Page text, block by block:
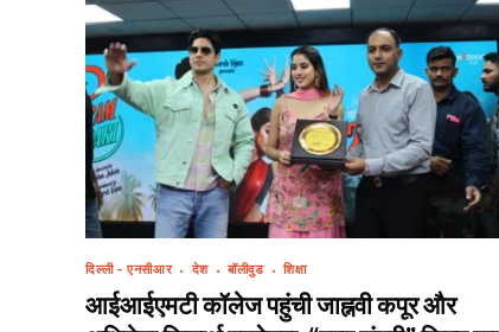
दिल्ली - एनसीआर देश बॉलीवुड शिक्षा
आईआईएमटी कॉलेज पहुंची जाह्नवी कपूर और